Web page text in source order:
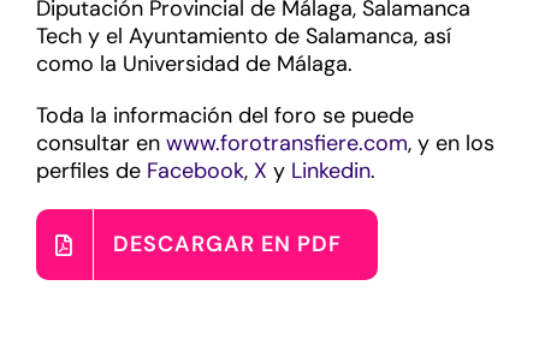
Diputación Provincial de Málaga, Salamanca
Tech y el Ayuntamiento de Salamanca, así
como la Universidad de Málaga.
Toda la información del foro se puede
consultar en www.forotransfiere.com, y en los
perfiles de Facebook, X y Linkedin.
DESCARGAR EN PDF